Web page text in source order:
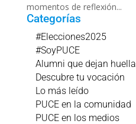
momentos de reflexión...
Categorías
#Elecciones2025
#SoyPUCE
Alumni que dejan huella
Descubre tu vocación
Lo más leído
PUCE en la comunidad
PUCE en los medios